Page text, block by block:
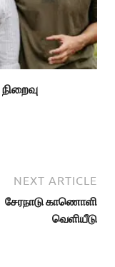
NEXT ARTICLE
சேரநாடு காணொளி
வெளியீடு